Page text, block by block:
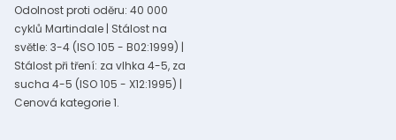
Odolnost proti oděru: 40 000
cyklů Martindale | Stálost na
světle: 3-4 (ISO 105 - B02:1999) |
Stálost při tření: za vlhka 4-5, za
sucha 4-5 (ISO 105 - X12:1995) |
Cenová kategorie 1.